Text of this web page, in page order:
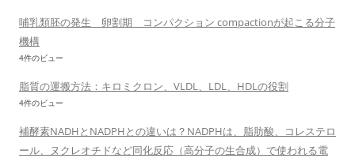
哺乳類胚の発生 卵割期 コンパクション compactionが起こる分子
機構
4件のビュー
脂質の運搬方法：キロミクロン、VLDL、LDL、HDLの役割
4件のビュー
補酵素NADHとNADPHとの違いは？NADPHは、脂肪酸、コレステロ
ール、ヌクレオチドなど同化反応（高分子の生合成）で使われる電